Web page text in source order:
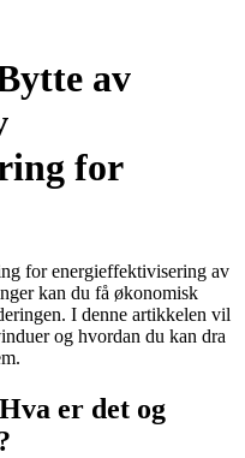
av
for
for energieffektivisering av
kan du få økonomisk
I denne artikkelen vil
og hvordan du kan dra
er det og